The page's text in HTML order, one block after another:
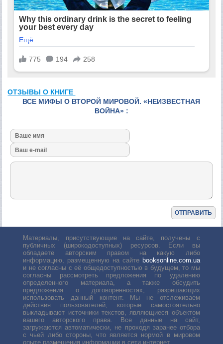
ОТЗЫВЫ О КНИГЕ
ВСЕ МИФЫ О ВТОРОЙ МИРОВОЙ. «НЕИЗВЕСТНАЯ
ВОЙНА» :
Материалы, присутствующие на сайте, получены с
публичных (широкодоступных) ресурсов. Если вы
обладаете авторским правом на какую либо
информацию, размещенную на сайте booksonline.com.ua
и не согласны с её общедоступностью в будущем, то мы
согласны рассмотреть предложения по удалению
определенного материала, а также обсудить
предложения о договоренностях, разрешающих
использовать данный контент. Мы не отслеживаем
действия пользователей, которые самостоятельно
выкладывают источники текстов, являющиеся объектом
вашего авторского права. Все данные на сайт,
загружаются автоматически, не проходя заранее отбора
с чьей либо стороны, что является нормой в мировом
опыте размещения информации в сети интернет.